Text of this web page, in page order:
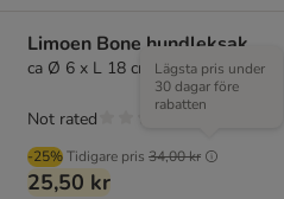
Limoen Bone hundleksak
ca Ø 6 x L 18 cm
-25%Tidigare pris 34,00 kr
Lägsta pris under
30 dagar före
rabatten
25,50 kr
Not rated